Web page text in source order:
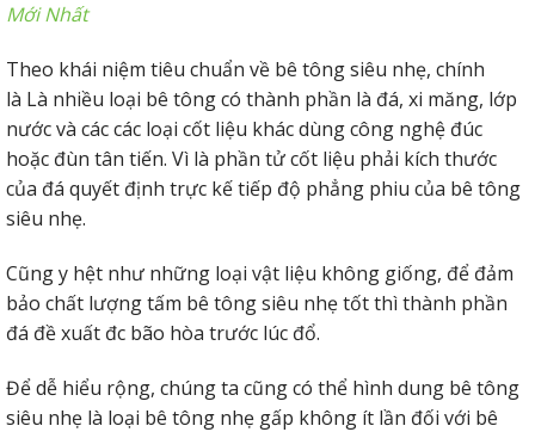
Mới Nhất
Theo khái niệm tiêu chuẩn về bê tông siêu nhẹ, chính
là Là nhiều loại bê tông có thành phần là đá, xi măng, lớp
nước và các các loại cốt liệu khác dùng công nghệ đúc
hoặc đùn tân tiến. Vì là phần tử cốt liệu phải kích thước
của đá quyết định trực kế tiếp độ phẳng phiu của bê tông
siêu nhẹ.
Cũng y hệt như những loại vật liệu không giống, để đảm
bảo chất lượng tấm bê tông siêu nhẹ tốt thì thành phần
đá đề xuất đc bão hòa trước lúc đổ.
Để dễ hiểu rộng, chúng ta cũng có thể hình dung bê tông
siêu nhẹ là loại bê tông nhẹ gấp không ít lần đối với bê